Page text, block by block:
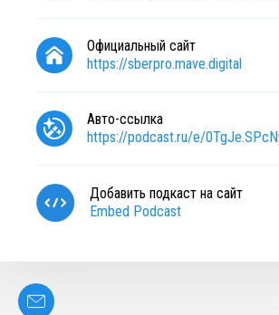
Официальный сайт
https://sberpro.mave.digital
Авто-ссылка
https://podcast.ru/e/
Добавить подкаст на сайт
Embed Podcast